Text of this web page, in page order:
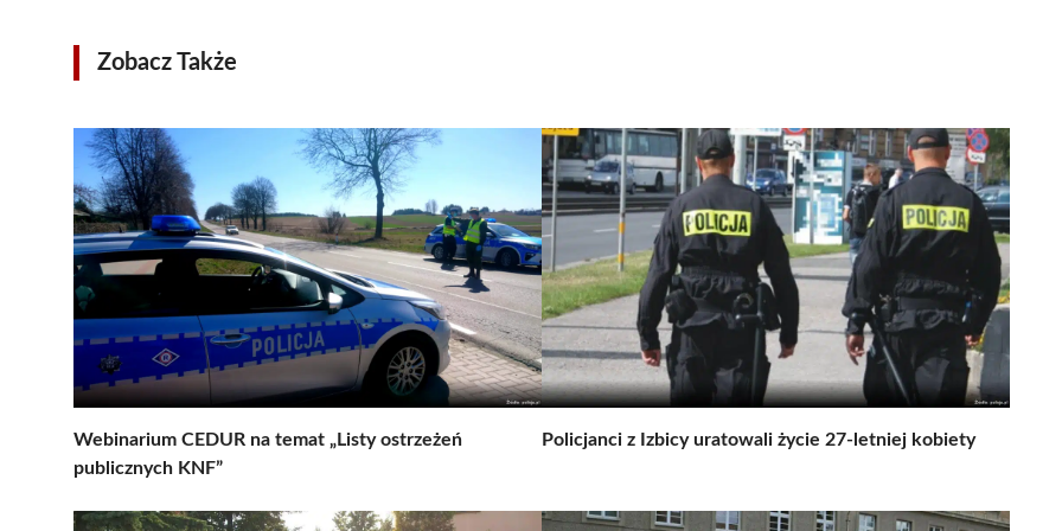
Zobacz Także
Webinarium CEDUR na temat „Listy ostrzeżeń
publicznych KNF”
Policjanci z Izbicy uratowali życie 27-letniej kobiety